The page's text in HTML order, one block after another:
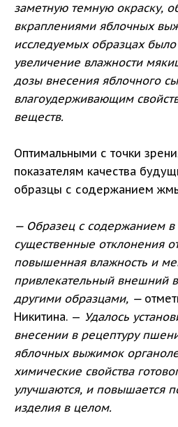
заметную темную окраску,
вкраплениями яблочных
исследуемых образцах
увеличение влажности
дозы внесения яблочного
влагоудерживающим
веществ.
Оптимальными с точки
показателям качества
образцы с содержанием
— Образец с содержанием
существенные отклонения
повышенная влажность и
привлекательный внешний
другими образцами, —
Никитина. — Удалось
внесении в рецептуру
яблочных выжимок
химические свойства
улучшаются, и повышается
изделия в целом.